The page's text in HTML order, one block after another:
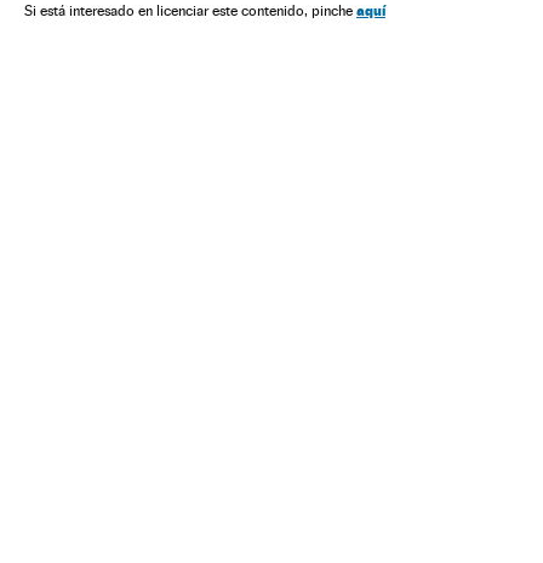
Si está interesado en licenciar este contenido, pinche aquí